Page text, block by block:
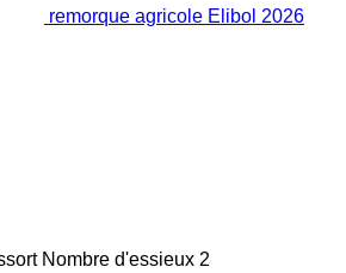
remorque agricole Elibol 2026
Nombre d'essieux 2